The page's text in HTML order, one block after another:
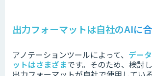
出力フォーマットは自社のAIに
アノテーションツールによって、 デー
ットはさまざまです。 そのため、検討